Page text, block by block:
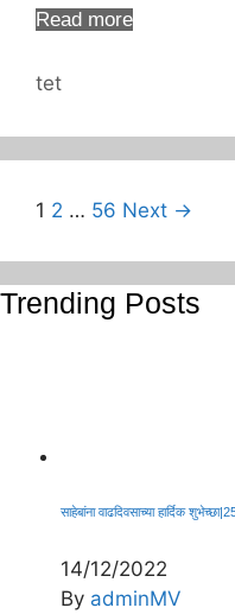
Read more
Categories
tet
Page
1 Page
2 … Page
56 Next →
Trending Posts
साहेबांना वाढदिवसाच्या हार्दिक
14/12/2022
By adminMV